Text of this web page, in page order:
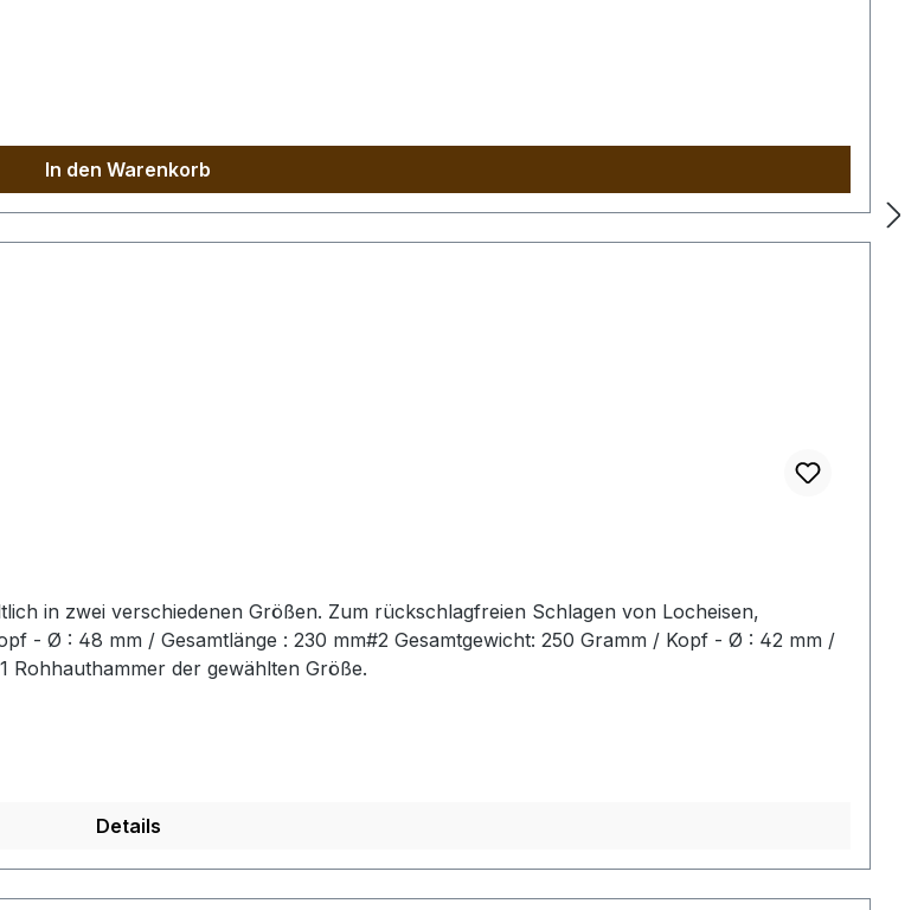
In den Warenkorb
in zwei verschiedenen Größen. Zum rückschlagfreien Schlagen von Locheisen,
- Ø : 48 mm / Gesamtlänge : 230 mm#2 Gesamtgewicht: 250 Gramm / Kopf - Ø : 42 mm /
Rohhauthammer der gewählten Größe.
Details